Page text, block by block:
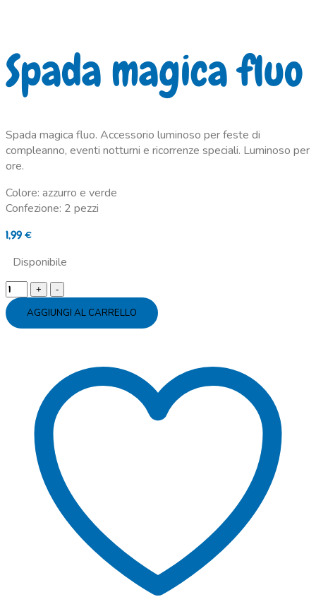
Spada magica fluo
Spada magica fluo. Accessorio luminoso per feste di
compleanno, eventi notturni e ricorrenze speciali. Luminoso per
ore.
Colore: azzurro e verde
Confezione: 2 pezzi
1,99€
Disponibile
Spada
magica
fluo
AGGIUNGI AL CARRELLO